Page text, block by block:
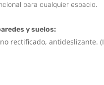
para cualquier espacio.
y suelos:
rectificado, antideslizante.